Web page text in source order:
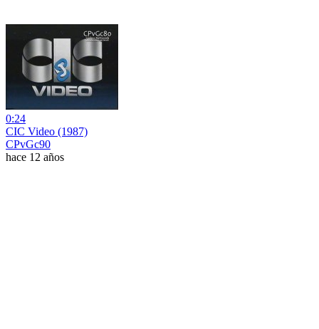
0:24
CIC Video (1987)
CPvGc90
hace 12 años